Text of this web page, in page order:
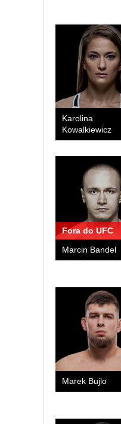
Karolina
Kowalkiewicz
Fora do UFC
Marcin Bandel
Marek Bujlo